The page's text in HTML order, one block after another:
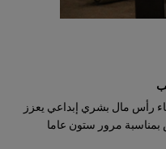
رأس مال بشري إبداعي يعزز
بمناسبة مرور ستون عاما